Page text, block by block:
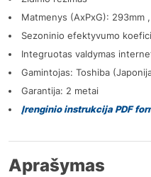
Matmenys (AxPxG): 293mm
Sezoninio efektyvumo
Integruotas valdymas
Gamintojas: Toshiba
Garantija: 2 metai
Įrenginio instrukcija PDF
Aprašymas